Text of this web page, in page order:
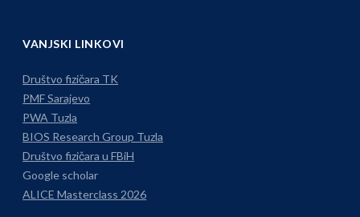
VANJSKI LINKOVI
Društvo fizičara TK
PMF Sarajevo
PWA Tuzla
BIOS Research Group Tuzla
Društvo fizičara u FBiH
Google scholar
ALICE Masterclass 2026